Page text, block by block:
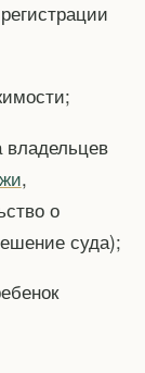
,
о
суда);